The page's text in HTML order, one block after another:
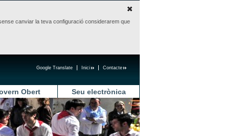
canviar la teva configuració considerarem que
Contacte
Inici
Google Translate
Obert Seu electrònica